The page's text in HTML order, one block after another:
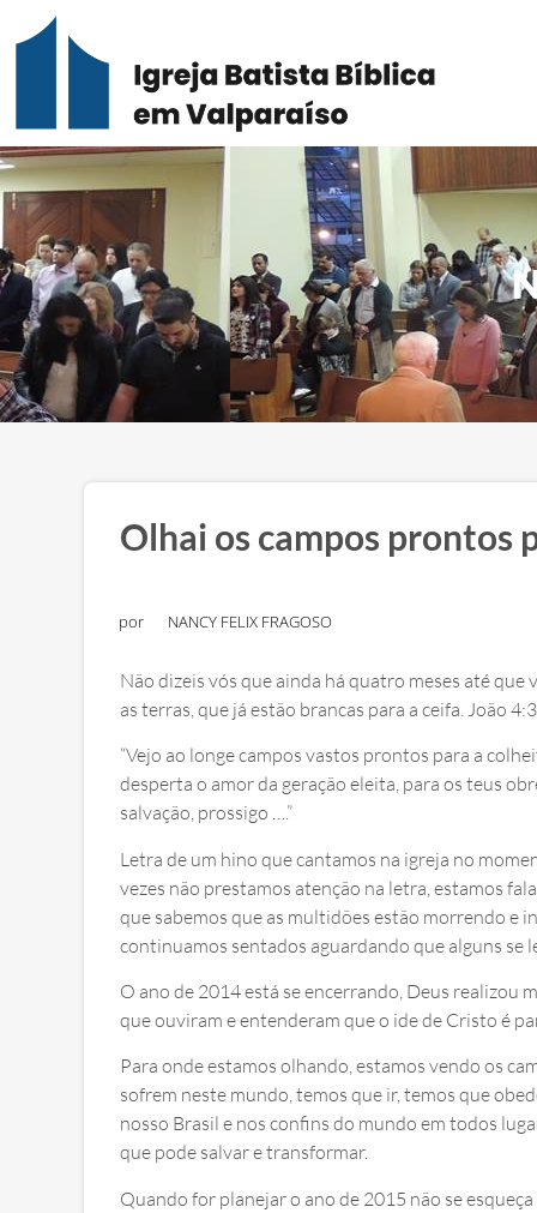
Olhai os campos prontos
por NANCY FELIX FRAGOSO
Não dizeis vós que ainda há quatro meses até que
as terras, que já estão brancas para a ceifa. João
“Vejo ao longe campos vastos prontos para a
desperta o amor da geração eleita, para os teus
salvação, prossigo ….”
Letra de um hino que cantamos na igreja no
vezes não prestamos atenção na letra, estamos
que sabemos que as multidões estão morrendo e
continuamos sentados aguardando que alguns se
O ano de 2014 está se encerrando, Deus realizou
que ouviram e entenderam que o ide de Cristo é
Para onde estamos olhando, estamos vendo os
sofrem neste mundo, temos que ir, temos que
nosso Brasil e nos confins do mundo em todos
que pode salvar e transformar.
Quando for planejar o ano de 2015 não se